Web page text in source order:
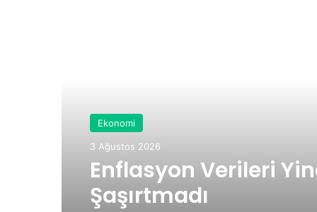
Ekonomi
3 Ağustos 2026
Enflasyon Verileri
Şaşırtmadı